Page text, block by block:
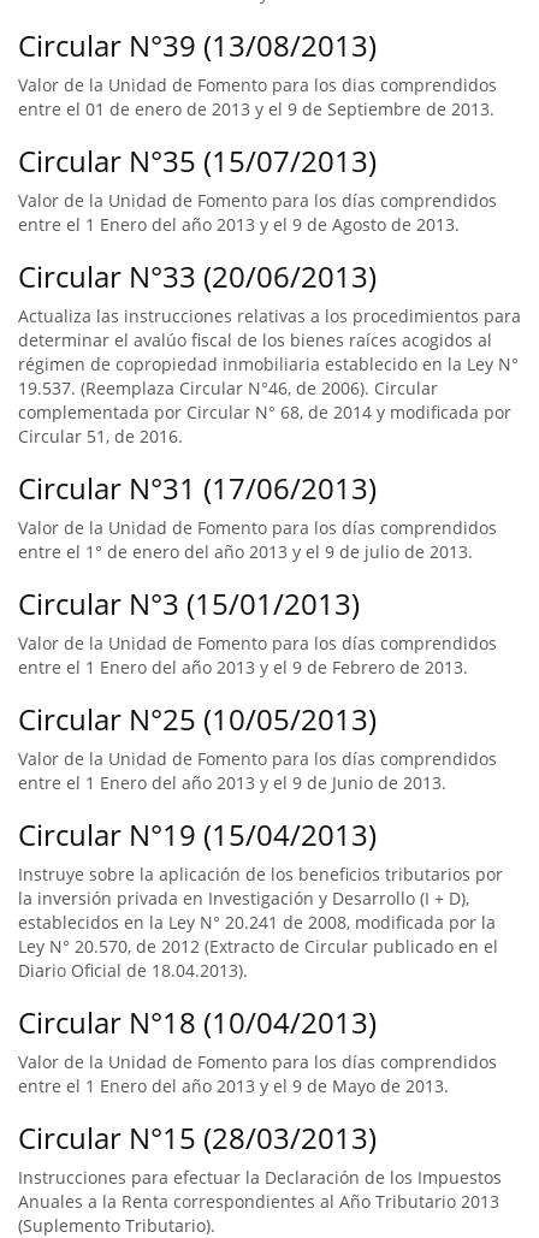
Circular N°39 (13/08/2013)
Valor de la Unidad de Fomento para los dias comprendidos
entre el 01 de enero de 2013 y el 9 de Septiembre de 2013.
Circular N°35 (15/07/2013)
Valor de la Unidad de Fomento para los días comprendidos
entre el 1 Enero del año 2013 y el 9 de Agosto de 2013.
Circular N°33 (20/06/2013)
Actualiza las instrucciones relativas a los procedimientos para
determinar el avalúo fiscal de los bienes raíces acogidos al
régimen de copropiedad inmobiliaria establecido en la Ley N°
19.537. (Reemplaza Circular N°46, de 2006). Circular
complementada por Circular N° 68, de 2014 y modificada por
Circular 51, de 2016.
Circular N°31 (17/06/2013)
Valor de la Unidad de Fomento para los días comprendidos
entre el 1° de enero del año 2013 y el 9 de julio de 2013.
Circular N°3 (15/01/2013)
Valor de la Unidad de Fomento para los días comprendidos
entre el 1 Enero del año 2013 y el 9 de Febrero de 2013.
Circular N°25 (10/05/2013)
Valor de la Unidad de Fomento para los días comprendidos
entre el 1 Enero del año 2013 y el 9 de Junio de 2013.
Circular N°19 (15/04/2013)
Instruye sobre la aplicación de los beneficios tributarios por
la inversión privada en Investigación y Desarrollo (I + D),
establecidos en la Ley N° 20.241 de 2008, modificada por la
Ley N° 20.570, de 2012 (Extracto de Circular publicado en el
Diario Oficial de 18.04.2013).
Circular N°18 (10/04/2013)
Valor de la Unidad de Fomento para los días comprendidos
entre el 1 Enero del año 2013 y el 9 de Mayo de 2013.
Circular N°15 (28/03/2013)
Instrucciones para efectuar la Declaración de los Impuestos
Anuales a la Renta correspondientes al Año Tributario 2013
(Suplemento Tributario).